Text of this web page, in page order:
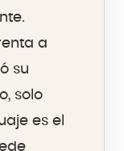
a
su
solo
es el